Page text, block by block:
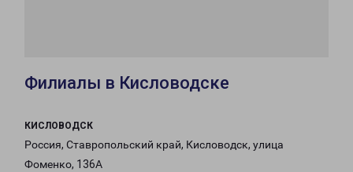
Филиалы в Кисловодске
КИСЛОВОДСК
Россия, Ставропольский край, Кисловодск, улица
Фоменко, 136А